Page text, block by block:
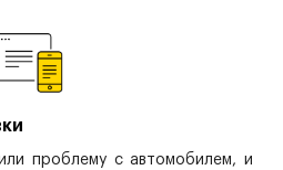
проблему с автомобилем, и